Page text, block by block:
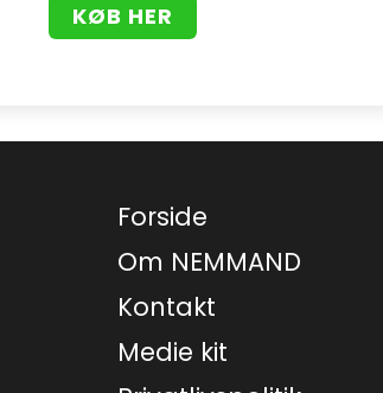
KØB HER
Forside
Om NEMMAND
Kontakt
Medie kit